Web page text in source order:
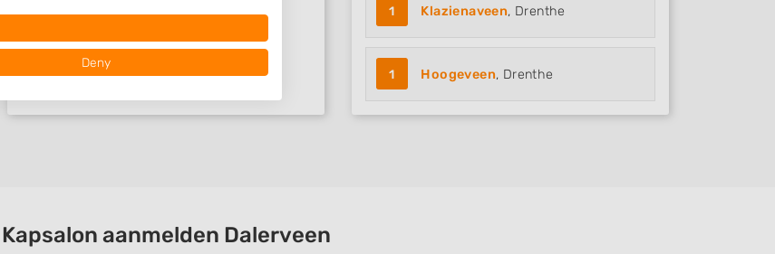
1 Klazienaveen, Drenthe
1 Hoogeveen, Drenthe
Kapsalon aanmelden Dalerveen
Deny